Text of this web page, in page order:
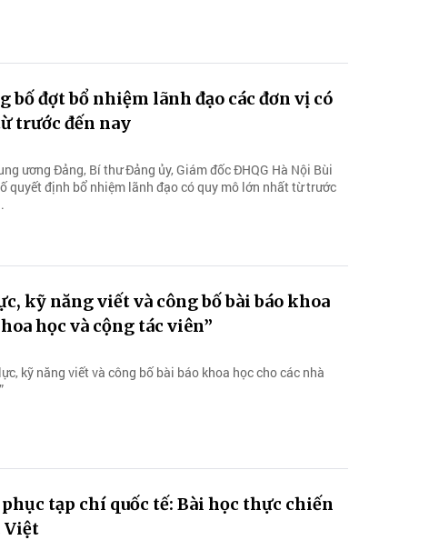
bố đợt bổ nhiệm lãnh đạo các đơn vị có
trước đến nay
ương Đảng, Bí thư Đảng ủy, Giám đốc ĐHQG Hà Nội Bùi
quyết định bổ nhiệm lãnh đạo có quy mô lớn nhất từ trước
kỹ năng viết và công bố bài báo khoa
học và cộng tác viên”
kỹ năng viết và công bố bài báo khoa học cho các nhà
tạp chí quốc tế: Bài học thực chiến
Việt